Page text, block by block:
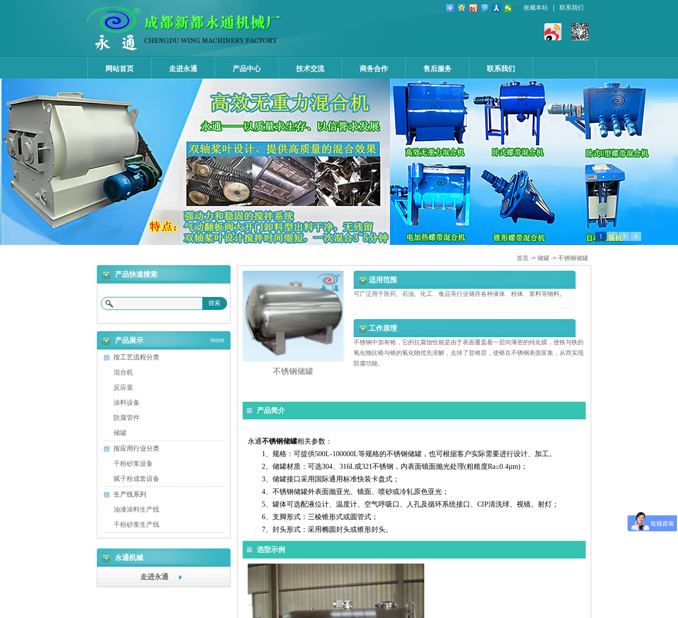
收藏本站 联系我们
网站首页 走进永通 产品中心 技术交流 商务合作 售后服务 联系我们
1 2 3 4
首页 -> 储罐 -> 不锈钢储罐
不锈钢储罐
适用范围
可广泛用于医药、石油、化工、食品等行业储存各种液体、粉体、浆料等物料。
工作原理
不锈钢中加有铬，它的抗腐蚀性能是由于表面覆盖着一层间薄密的钝化膜，使铁与铁的
氧化物比铬与铬的氧化物优先溶解，去掉了贫铬层，使铬在不锈钢表面富集，从而实现
防腐功能。
产品简介
永通不锈钢储罐相关参数：
1、规格：可提供500L-100000L等规格的不锈钢储罐，也可根据客户实际需要进行设计、加工。
2、储罐材质：可选304、316L或321不锈钢，内表面镜面抛光处理(粗糙度Ra≤0.4µm)；
3、储罐接口采用国际通用标准快装卡盘式；
4、不锈钢储罐外表面抛亚光、镜面、喷砂或冷轧原色亚光；
5、罐体可选配液位计、温度计、空气呼吸口、人孔及循环系统接口、CIP清洗球、视镜、射灯；
6、支脚形式：三棱锥形式或圆管式；
7、封头形式：采用椭圆封头或锥形封头。
选型示例
产品快速搜索
搜索
产品展示
按工艺流程分类
混合机
反应釜
涂料设备
防腐管件
储罐
按应用行业分类
干粉砂浆设备
腻子粉成套设备
生产线系列
油漆涂料生产线
干粉砂浆生产线
more
永通机械
走进永通